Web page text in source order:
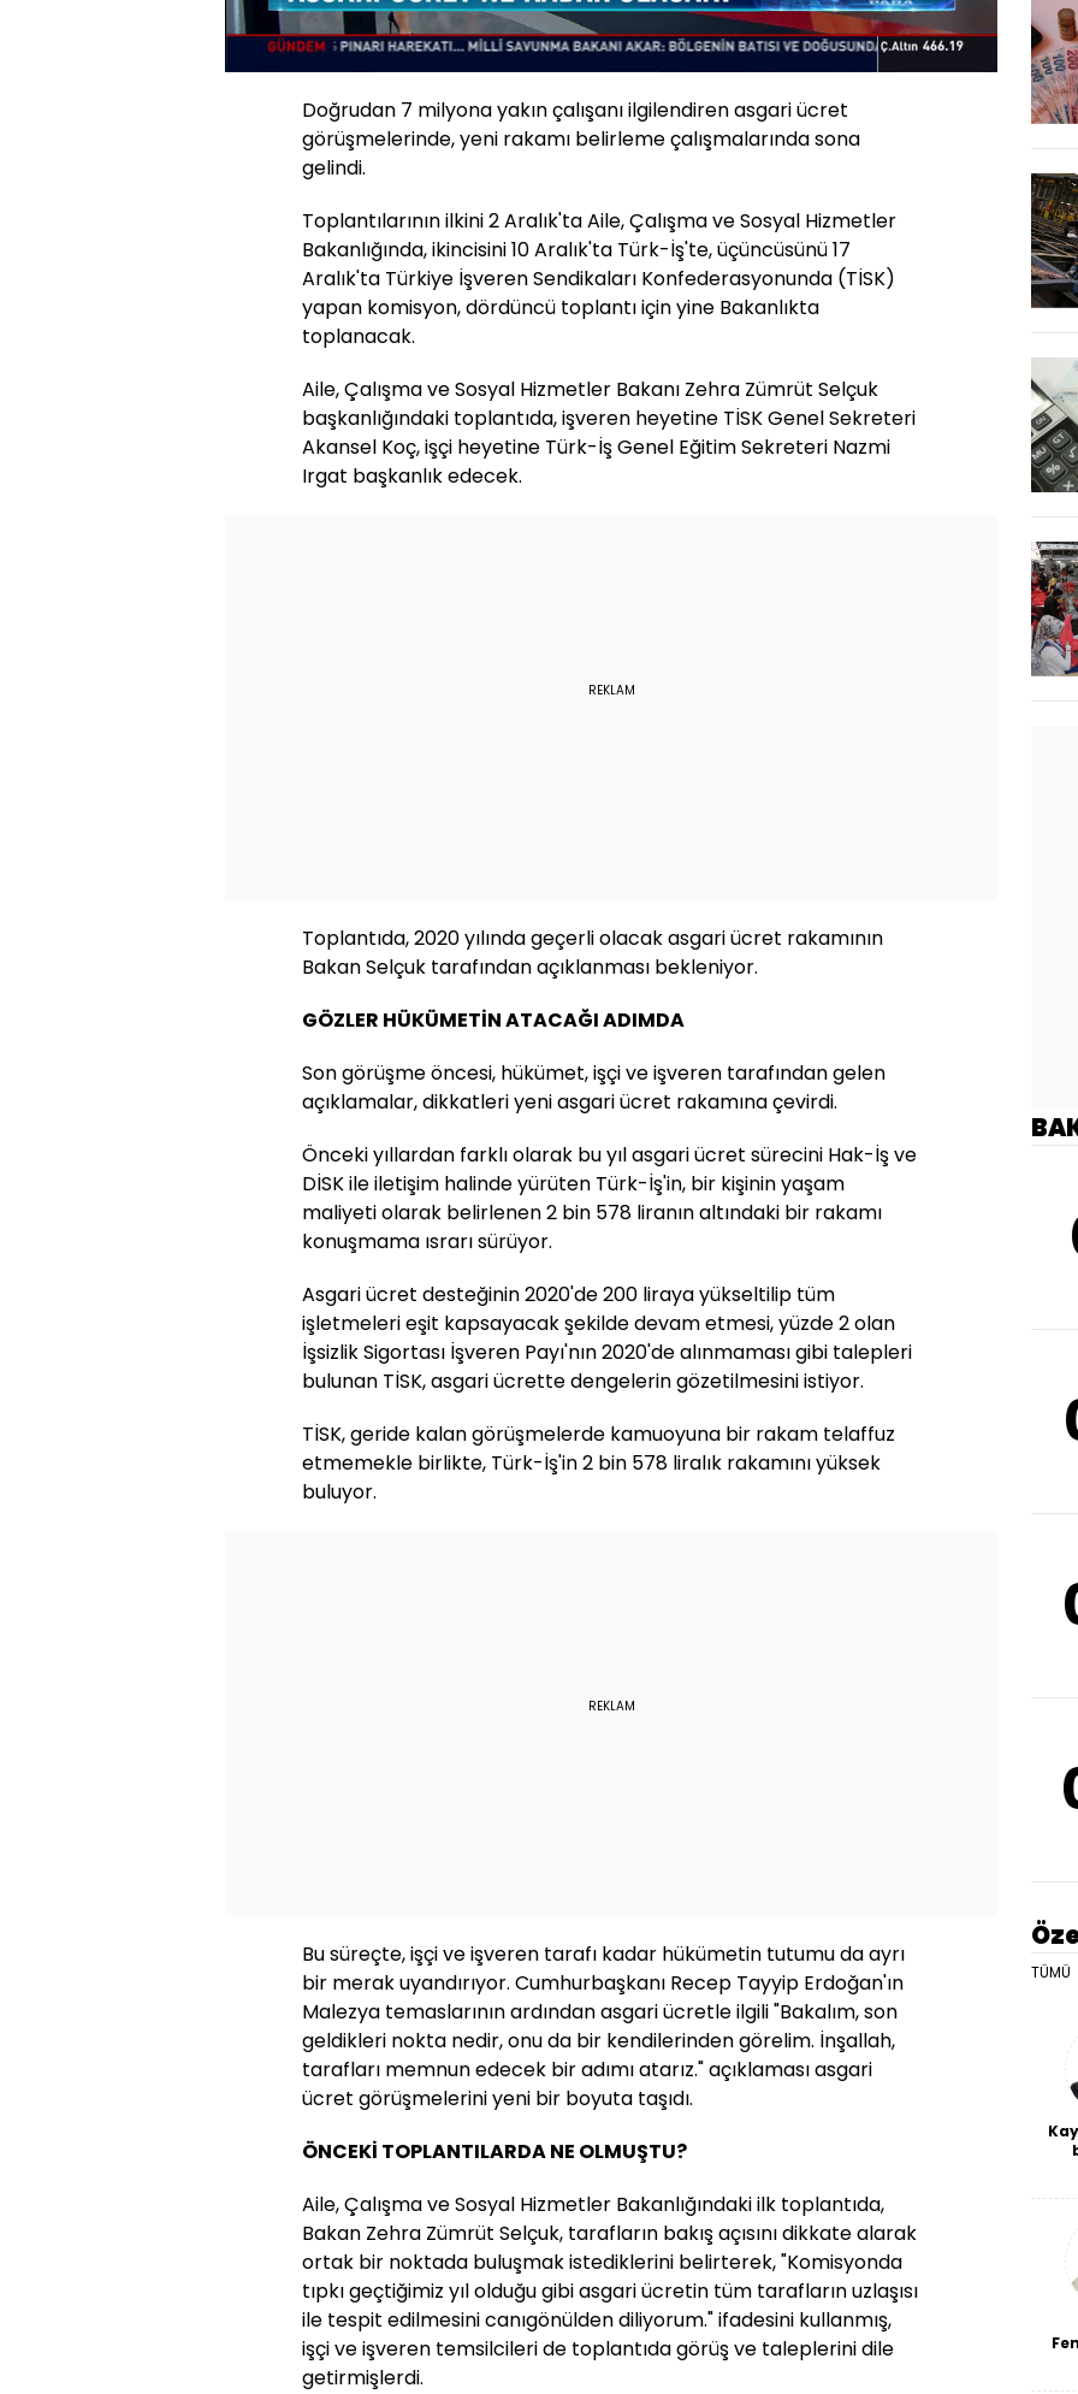
Sesi
Aç
Yüklendi:
81.70%
Oynatma
Hızı
Doğrudan 7 milyona yakın çalışanı ilgilendiren asgari ücret
görüşmelerinde, yeni rakamı belirleme çalışmalarında sona
gelindi.
Toplantılarının ilkini 2 Aralık'ta Aile, Çalışma ve Sosyal Hizmetler
Bakanlığında, ikincisini 10 Aralık'ta Türk-İş'te, üçüncüsünü 17
Aralık'ta Türkiye İşveren Sendikaları Konfederasyonunda (TİSK)
yapan komisyon, dördüncü toplantı için yine Bakanlıkta
toplanacak.
Aile, Çalışma ve Sosyal Hizmetler Bakanı Zehra Zümrüt Selçuk
başkanlığındaki toplantıda, işveren heyetine TİSK Genel Sekreteri
Akansel Koç, işçi heyetine Türk-İş Genel Eğitim Sekreteri Nazmi
Irgat başkanlık edecek.
REKLAM
Toplantıda, 2020 yılında geçerli olacak asgari ücret rakamının
Bakan Selçuk tarafından açıklanması bekleniyor.
GÖZLER HÜKÜMETİN ATACAĞI ADIMDA
Son görüşme öncesi, hükümet, işçi ve işveren tarafından gelen
açıklamalar, dikkatleri yeni asgari ücret rakamına çevirdi.
Önceki yıllardan farklı olarak bu yıl asgari ücret sürecini Hak-İş ve
DİSK ile iletişim halinde yürüten Türk-İş'in, bir kişinin yaşam
maliyeti olarak belirlenen 2 bin 578 liranın altındaki bir rakamı
konuşmama ısrarı sürüyor.
Asgari ücret desteğinin 2020'de 200 liraya yükseltilip tüm
işletmeleri eşit kapsayacak şekilde devam etmesi, yüzde 2 olan
İşsizlik Sigortası İşveren Payı'nın 2020'de alınmaması gibi talepleri
bulunan TİSK, asgari ücrette dengelerin gözetilmesini istiyor.
TİSK, geride kalan görüşmelerde kamuoyuna bir rakam telaffuz
etmemekle birlikte, Türk-İş'in 2 bin 578 liralık rakamını yüksek
buluyor.
REKLAM
Bu süreçte, işçi ve işveren tarafı kadar hükümetin tutumu da ayrı
bir merak uyandırıyor. Cumhurbaşkanı Recep Tayyip Erdoğan'ın
Malezya temaslarının ardından asgari ücretle ilgili "Bakalım, son
geldikleri nokta nedir, onu da bir kendilerinden görelim. İnşallah,
tarafları memnun edecek bir adımı atarız." açıklaması asgari
ücret görüşmelerini yeni bir boyuta taşıdı.
ÖNCEKİ TOPLANTILARDA NE OLMUŞTU?
Aile, Çalışma ve Sosyal Hizmetler Bakanlığındaki ilk toplantıda,
Bakan Zehra Zümrüt Selçuk, tarafların bakış açısını dikkate alarak
ortak bir noktada buluşmak istediklerini belirterek, "Komisyonda
tıpkı geçtiğimiz yıl olduğu gibi asgari ücretin tüm tarafların uzlaşısı
ile tespit edilmesini canıgönülden diliyorum." ifadesini kullanmış,
işçi ve işveren temsilcileri de toplantıda görüş ve taleplerini dile
getirmişlerdi.
TÜMÜ